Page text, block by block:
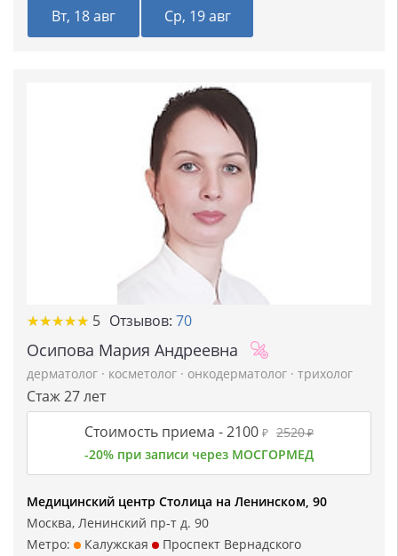
Вт, 18 авг Ср, 19 авг
★★★★★
★★★★★ 5 Отзывов: 70
Осипова Мария Андреевна
дерматолог · косметолог · онкодерматолог · трихолог
Стаж 27 лет
Стоимость приема -2100 ₽ 2520₽
-20% при записи через МОСГОРМЕД
Медицинский центр Столица на Ленинском, 90
Москва, Ленинский пр-т д. 90
Метро:
Калужская
Проспект Вернадского